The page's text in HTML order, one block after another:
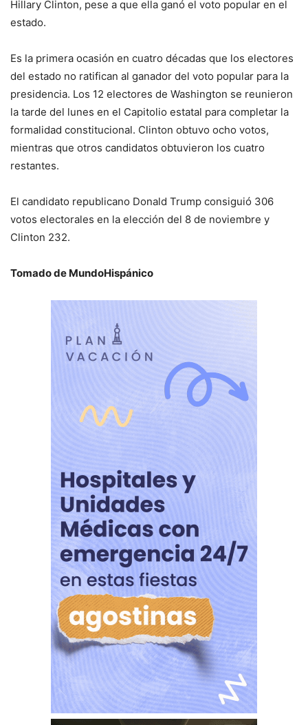
Hillary Clinton, pese a que ella ganó el voto popular en el
estado.
Es la primera ocasión en cuatro décadas que los electores
del estado no ratifican al ganador del voto popular para la
presidencia. Los 12 electores de Washington se reunieron
la tarde del lunes en el Capitolio estatal para completar la
formalidad constitucional. Clinton obtuvo ocho votos,
mientras que otros candidatos obtuvieron los cuatro
restantes.
El candidato republicano Donald Trump consiguió 306
votos electorales en la elección del 8 de noviembre y
Clinton 232.
Tomado de MundoHispánico